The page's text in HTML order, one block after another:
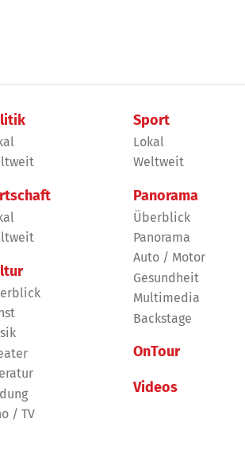
/ TV
Sport
Lokal
Weltweit
Panorama
Überblick
Panorama
Auto / Motor
Gesundheit
Multimedia
Backstage
OnTour
Videos